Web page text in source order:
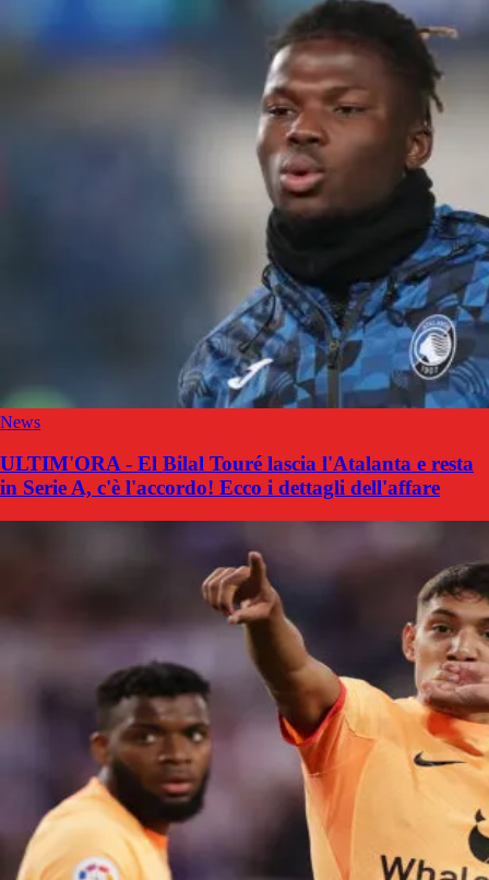
News
ULTIM'ORA - El Bilal Touré lascia l'Atalanta e resta
in Serie A, c'è l'accordo! Ecco i dettagli dell'affare